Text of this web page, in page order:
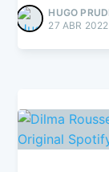
HUGO
27 ABR 2022